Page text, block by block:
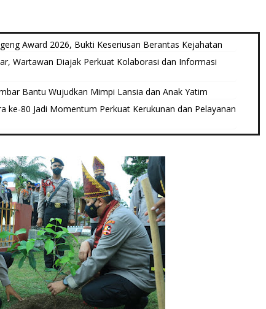
Award 2026, Bukti Keseriusan Berantas Kejahatan
Wartawan Diajak Perkuat Kolaborasi dan Informasi
Bantu Wujudkan Mimpi Lansia dan Anak Yatim
ke-80 Jadi Momentum Perkuat Kerukunan dan Pelayanan